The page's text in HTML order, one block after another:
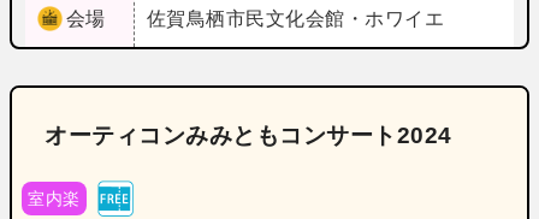
会場 佐賀鳥栖市民文化会館・ホワイエ
オーティコンみみともコンサート2024
室内楽